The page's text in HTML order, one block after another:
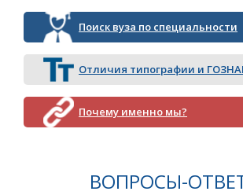
Поиск вуза по специальности
Отличия типографии и
Почему именно мы?
ВОПРОСЫ-